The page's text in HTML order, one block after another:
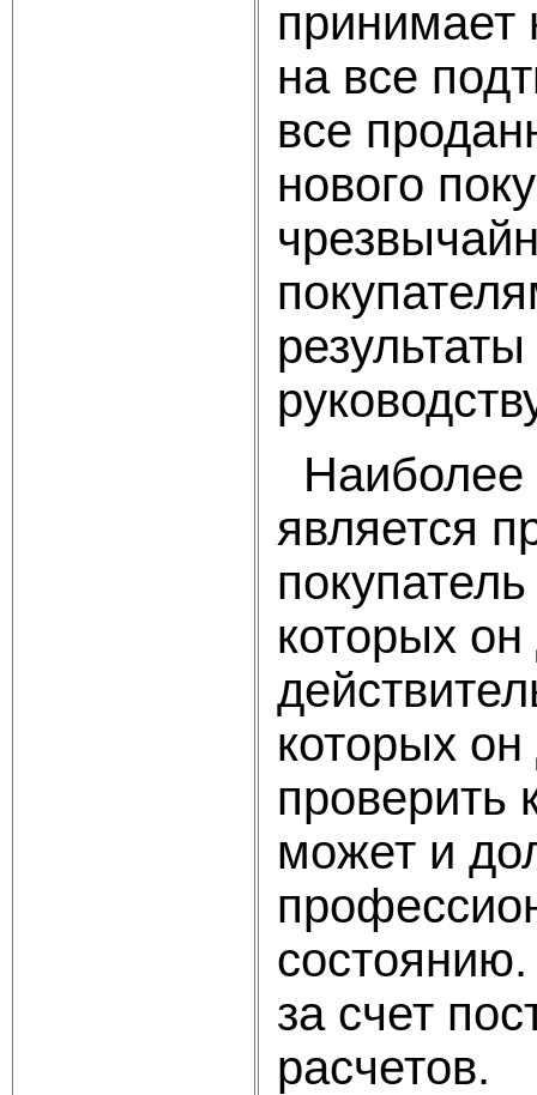
принимает
на все
все
нового
Наиболее
является
которых
которых
проверить
может и
состоянию.
за счет
расчетов.